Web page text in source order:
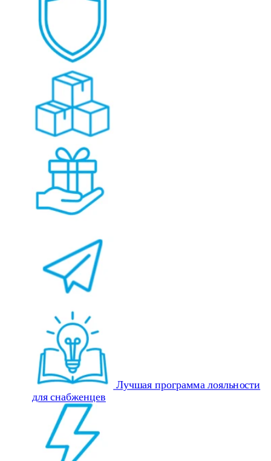
Лучшая программа лояльности
для снабженцев